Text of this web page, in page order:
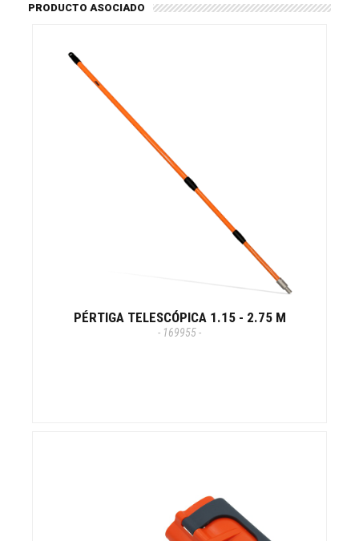
PRODUCTO ASOCIADO
PÉRTIGA TELESCÓPICA 1.15 - 2.75 M
- 169955 -